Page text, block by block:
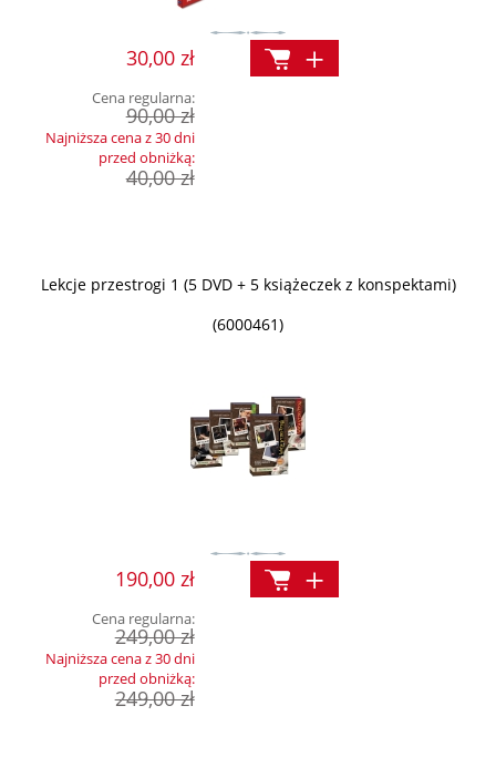
30,00 zł
Cena regularna:
90,00 zł
Najniższa cena z 30 dni
przed obniżką:
40,00 zł
Lekcje przestrogi 1 (5 DVD + 5 książeczek z konspektami)
(6000461)
190,00 zł
Cena regularna:
249,00 zł
Najniższa cena z 30 dni
przed obniżką:
249,00 zł